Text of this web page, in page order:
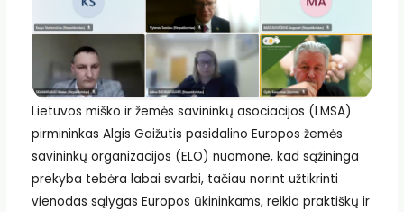
Lietuvos miško ir žemės savininkų asociacijos (LMSA)
pirmininkas Algis Gaižutis pasidalino Europos žemės
savininkų organizacijos (ELO) nuomone, kad sąžininga
prekyba tebėra labai svarbi, tačiau norint užtikrinti
vienodas sąlygas Europos ūkininkams, reikia praktiškų ir